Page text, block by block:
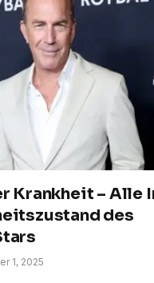
Krankheit – Alle
des
1, 2025